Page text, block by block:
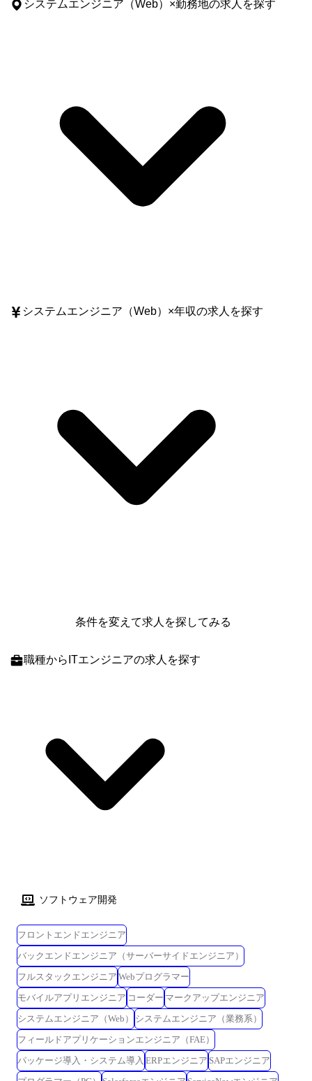
システムエンジニア（Web） ×勤務地の求人を探す
システムエンジニア（Web） ×年収の求人を探す
条件を変えて求人を探してみる
職種からITエンジニアの求人を探す
ソフトウェア開発
フロントエンドエンジニア
バックエンドエンジニア（サーバーサイドエンジニア）
フルスタックエンジニア Webプログラマー
モバイルアプリエンジニア コーダー マークアップエンジニア
システムエンジニア（Web）
システムエンジニア（業務系）
フィールドアプリケーションエンジニア（FAE）
パッケージ導入・システム導入 ERPエンジニア SAPエンジニア